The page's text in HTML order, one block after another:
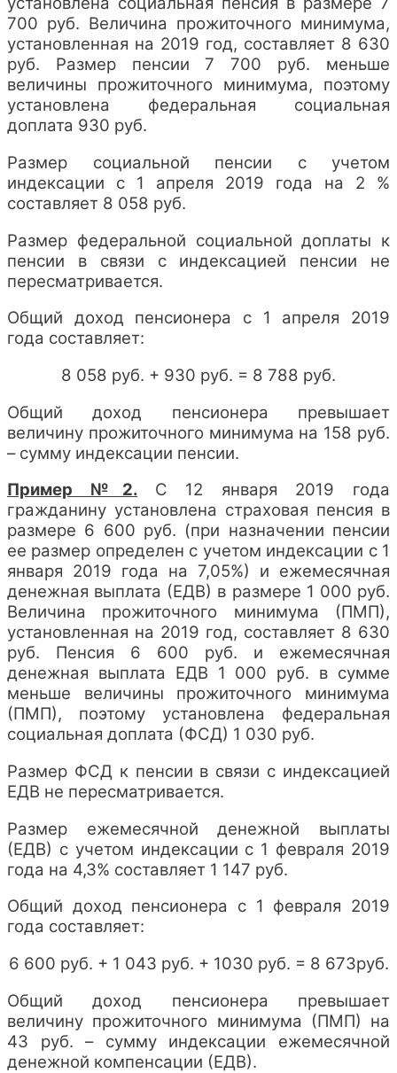
700 руб. Величина прожиточного минимума,
установленная на 2019 год, составляет 8 630
руб. Размер пенсии 7 700 руб. меньше
величины прожиточного минимума, поэтому
установлена федеральная социальная
доплата 930 руб.
Размер социальной пенсии с учетом
индексации с 1 апреля 2019 года на 2 %
составляет 8 058 руб.
Размер федеральной социальной доплаты к
пенсии в связи с индексацией пенсии не
пересматривается.
Общий доход пенсионера с 1 апреля 2019
года составляет:
8 058 руб. + 930 руб. = 8 788 руб.
Общий доход пенсионера превышает
величину прожиточного минимума на 158 руб.
– сумму индексации пенсии.
Пример №2.
С 12 января 2019 года
гражданину установлена страховая пенсия в
размере 6 600 руб. (при назначении пенсии
ее размер определен с учетом индексации с 1
января 2019 года на 7,05%) и ежемесячная
денежная выплата (ЕДВ) в размере 1 000 руб.
Величина прожиточного минимума (ПМП),
установленная на 2019 год, составляет 8 630
руб. Пенсия 6 600 руб. и ежемесячная
денежная выплата ЕДВ 1 000 руб. в сумме
меньше величины прожиточного минимума
(ПМП), поэтому установлена федеральная
социальная доплата (ФСД) 1 030 руб.
Размер ФСД к пенсии в связи с индексацией
ЕДВ не пересматривается.
Размер ежемесячной денежной выплаты
(ЕДВ) с учетом индексации с 1 февраля 2019
года на 4,3% составляет 1 147 руб.
Общий доход пенсионера с 1 февраля 2019
года составляет:
6 600 руб. + 1 043 руб. + 1030 руб. = 8 673руб.
Общий доход пенсионера превышает
величину прожиточного минимума (ПМП) на
43 руб. – сумму индексации ежемесячной
денежной компенсации (ЕДВ).